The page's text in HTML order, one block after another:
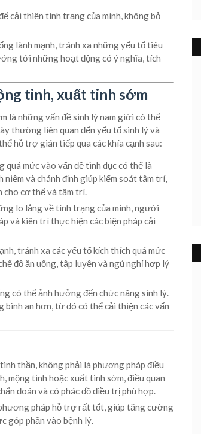
cải thiện tình trạng của mình, không bỏ
lành mạnh, tránh xa những yếu tố tiêu
tới những hoạt động có ý nghĩa, tích
tinh, xuất tinh sớm
là những vấn đề sinh lý nam giới có thể
thường liên quan đến yếu tố sinh lý và
hỗ trợ gián tiếp qua các khía cạnh sau:
quá mức vào vấn đề tình dục có thể là
và chánh định giúp kiểm soát tâm trí,
cơ thể và tâm trí.
lo lắng về tình trạng của mình, người
và kiên trì thực hiện các biện pháp cải
tránh xa các yếu tố kích thích quá mức
độ ăn uống, tập luyện và ngủ nghỉ hợp lý
có thể ảnh hưởng đến chức năng sinh lý.
an hơn, từ đó có thể cải thiện các vấn
thần, không phải là phương pháp điều
mộng tinh hoặc xuất tinh sớm, điều quan
đoán và có phác đồ điều trị phù hợp.
pháp hỗ trợ rất tốt, giúp tăng cường
góp phần vào bệnh lý.